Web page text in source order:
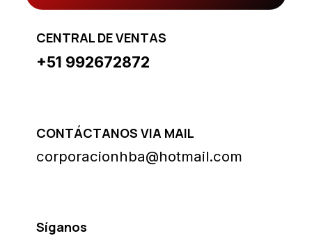
CENTRAL DE VENTAS
+51 992672872
CONTÁCTANOS VIA MAIL
corporacionhba@hotmail.com
Síganos